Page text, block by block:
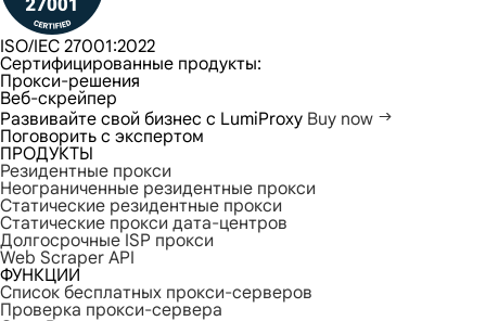
ISO/IEC 27001:2022
Сертифицированные продукты:
Прокси-решения
Веб-скрейпер
Развивайте свой бизнес с LumiProxy Buy now
Поговорить с экспертом
ПРОДУКТЫ
Резидентные прокси
Неограниченные резидентные прокси
Статические резидентные прокси
Статические прокси дата-центров
Долгосрочные ISP прокси
Web Scraper API
ФУНКЦИИ
Список бесплатных прокси-серверов
Проверка прокси-сервера